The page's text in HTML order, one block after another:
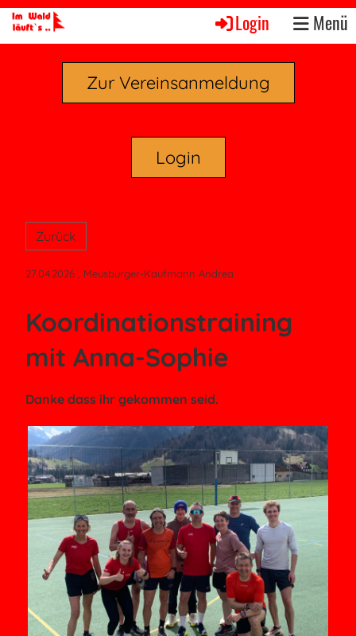
Login Menü
Zur Vereinsanmeldung
Login
Zurück
27.04.2026 , Meusburger-Kaufmann Andrea
Koordinationstraining
mit Anna-Sophie
Danke dass ihr gekommen seid.